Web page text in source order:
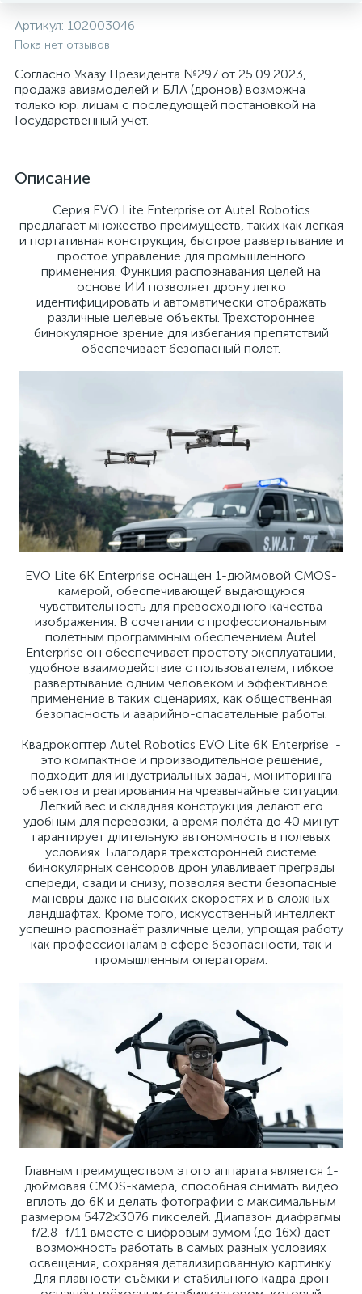
Артикул: 102003046
Пока нет отзывов
Согласно Указу Президента №297 от 25.09.2023,
продажа авиамоделей и БЛА (дронов) возможна
только юр. лицам с последующей постановкой на
Государственный учет.
Описание
Серия EVO Lite Enterprise от Autel Robotics
предлагает множество преимуществ, таких как легкая
и портативная конструкция, быстрое развертывание и
простое управление для промышленного
применения. Функция распознавания целей на
основе ИИ позволяет дрону легко
идентифицировать и автоматически отображать
различные целевые объекты. Трехстороннее
бинокулярное зрение для избегания препятствий
обеспечивает безопасный полет.
EVO Lite 6K Enterprise оснащен 1-дюймовой CMOS-
камерой, обеспечивающей выдающуюся
чувствительность для превосходного качества
изображения. В сочетании с профессиональным
полетным программным обеспечением Autel
Enterprise он обеспечивает простоту эксплуатации,
удобное взаимодействие с пользователем, гибкое
развертывание одним человеком и эффективное
применение в таких сценариях, как общественная
безопасность и аварийно-спасательные работы.
Квадрокоптер Autel Robotics EVO Lite 6K Enterprise -
это компактное и производительное решение,
подходит для индустриальных задач, мониторинга
объектов и реагирования на чрезвычайные ситуации.
Легкий вес и складная конструкция делают его
удобным для перевозки, а время полёта до 40 минут
гарантирует длительную автономность в полевых
условиях. Благодаря трёхсторонней системе
бинокулярных сенсоров дрон улавливает преграды
спереди, сзади и снизу, позволяя вести безопасные
манёвры даже на высоких скоростях и в сложных
ландшафтах. Кроме того, искусственный интеллект
успешно распознаёт различные цели, упрощая работу
как профессионалам в сфере безопасности, так и
промышленным операторам.
Главным преимуществом этого аппарата является 1-
дюймовая CMOS-камера, способная снимать видео
вплоть до 6K и делать фотографии с максимальным
размером 5472×3076 пикселей. Диапазон диафрагмы
f/2.8–f/11 вместе с цифровым зумом (до 16×) даёт
возможность работать в самых разных условиях
освещения, сохраняя детализированную картинку.
Для плавности съёмки и стабильного кадра дрон